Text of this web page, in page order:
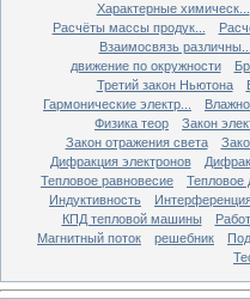
Характерные химическ...
Расчёты массы продук...
Взаимосвязь различны...
движение по окружности
Третий закон Ньютона
Гармонические электр...
Физика теор
Закон
Закон отражения света
Дифракция электронов
Тепловое равновесие
Тепловое
Индуктивность
КПД тепловой машины
Магнитный поток
решебник